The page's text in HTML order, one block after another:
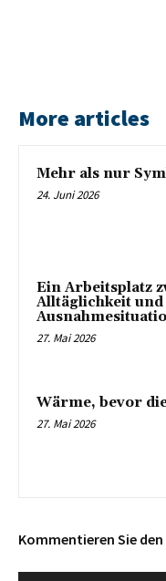
More articles
Mehr als nur
24. Juni 2026
Ein Arbeitsplatz
Alltäglichkeit und
27. Mai 2026
Wärme, bevor
27. Mai 2026
Kommentieren Sie